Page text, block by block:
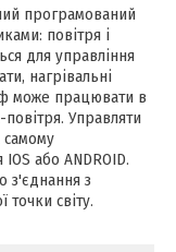
програмований
повітря і
для управління
нагрівальні
може працювати в
Управляти
або ANDROID.
з'єднання з
світу.